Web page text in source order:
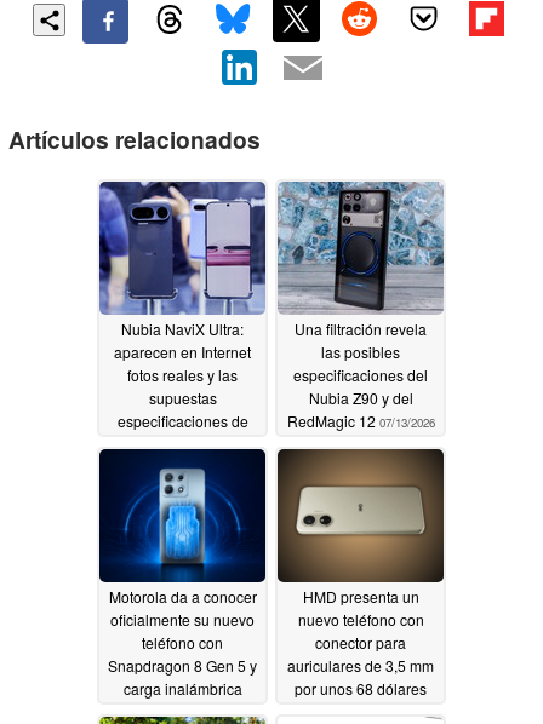
Artículos relacionados
Nubia NaviX Ultra:
aparecen en Internet
fotos reales y las
supuestas
especificaciones de
este smartphone con
inteligencia artificial
07/20/2026
Una filtración revela
las posibles
especificaciones del
Nubia Z90 y del
RedMagic 12 07/13/2026
Motorola da a conocer
oficialmente su nuevo
teléfono con
Snapdragon 8 Gen 5 y
carga inalámbrica
magnética07/11/2026
HMD presenta un
nuevo teléfono con
conector para
auriculares de 3,5 mm
por unos 68 dólares